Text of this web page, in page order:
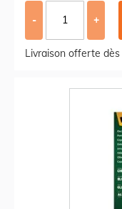
- +
Livraison offerte dès